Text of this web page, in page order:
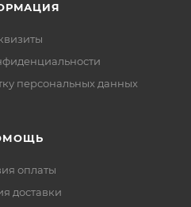
персональных данных
оплаты
доставки